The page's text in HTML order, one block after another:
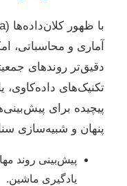
آماری و محاسباتی،
دقیق‌تر روندهای
تکنیک‌های
پیچیده برای
پنهان و شبیه‌سازی
پیش‌بینی روند
یادگیری ماشین.